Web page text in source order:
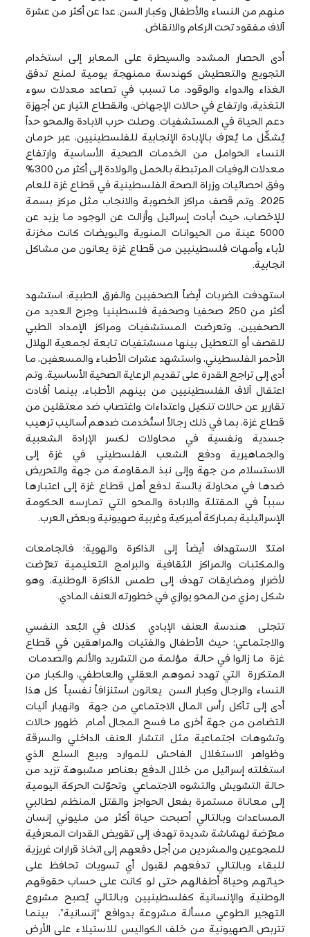
منهم من النساء والأطفال وكبار السن. عدا عن أكثر من عشرة
آلاف مفقود تحت الركام والانقاض.
أدى الحصار المشدد والسيطرة على المعابر إلى استخدام
التجويع والتعطيش كهندسة ممنهجة يومية لمنع تدفق
الغذاء والدواء والوقود، ما تسبب في تصاعد معدلات سوء
التغذية، وارتفاع في حالات الإجهاض، وانقطاع التيار عن أجهزة
دعم الحياة في المستشفيات. وصلت حرب الابادة والمحو حداً
يُشكِّل ما يُعرَف بالإبادة الإنجابية للفلسطينيين، عبر حرمان
النساء الحوامل من الخدمات الصحية الأساسية وارتفاع
معدلات الوفيات المرتبطة بالحمل والولادة إلى أكثر من 300%
وفق احصائيات وزراة الصحة الفلسطينية في قطاع غزة للعام
2025. وتم قصف مراكز الخصوبة والانجاب مثل مركز بسمة
للإخصاب، حيث أبادت إسرائيل وأزالت عن الوجود ما يزيد عن
5000 عينة من الحيوانات المنوية والبويضات كانت مخزنة
لأباء وأمهات فلسطينيين من قطاع غزة يعانون من مشاكل
انجابية.
استهدفت الضربات أيضاً الصحفيين والفرق الطبية: استشهد
أكثر من 250 صحفيا وصحفية فلسطينيا وجرح العديد من
الصحفيين، وتعرضت المستشفيات ومراكز الإمداد الطبي
للقصف أو التعطيل بينها مسشتفيات تابعة لجمعية الهلال
الأحمر الفلسطيني، واستشهد عشرات الأطباء والمسعفين، ما
أدى إلى تراجع القدرة على تقديم الرعاية الصحية الأساسية. وتم
اعتقال آلاف الفلسطينيين من بينهم الأطباء، بينما أفادت
تقارير عن حالات تنكيل واعتداءات واغتصاب ضد معتقلين من
قطاع غزة، بما في ذلك رجالاً استُخدمت ضدهم أساليب ترهيب
جسدية ونفسية في محاولات لكسر الإرادة الشعبية
والجماهيرية ودفع الشعب الفلسطيني في غزة إلى
الاستسلام من جهة وإلى نبذ المقاومة من جهة والتحريض
ضدها في محاولة يائسة لدفع أهل قطاع غزة إلى اعتبارها
سبباً في المقتلة والابادة والمحو التي تمارسه الحكومة
الإسرائيلية بمباركة أميركية وغربية صهيونية وبعض العرب.
امتدّ الاستهداف أيضاً إلى الذاكرة والهوية؛ فالجامعات
والمكتبات والمراكز الثقافية والبرامج التعليمية تعرّضت
لأضرار ومضايقات تهدف إلى طمس الذاكرة الوطنية، وهو
شكل رمزي من المحو يوازي في خطورته العنف المادي.
تتجلى هندسة العنف الإبادي كذلك في البُعد النفسي
والاجتماعي؛ حيث الأطفال والفتيات والمراهقين في قطاع
غزة ما زالوا في حالة مؤلمة من التشريد والألم والصدمات
المتكررة التي تهدد نموهم العقلي والعاطفي، والكبار من
النساء والرجال وكبار السن يعانون استنزافاً نفسياً كل هذا
أدى إلى تآكل رأس المال الاجتماعي من جهة وانهيار آليات
التضامن من جهة أخرى ما فسح المجال أمام ظهور حالات
وتشوهات اجتماعية مثل انتشار العنف الداخلي والسرقة
وظواهر الاستغلال الفاحش للموارد وبيع السلع الذي
استغلته إسرائيل من خلال الدفع بعناصر مشبوهة تزيد من
حالة التشويش والتشوه الاجتماعي وتحوّلت الحركة اليومية
إلى معاناة مستمرة بفعل الحواجز والقتل المنظم لطالبي
المساعدات وبالتالي أصبحت حياة أكثر من مليوني إنسان
معرّضة لهشاشة شديدة تهدف إلى تقويض القدرات المعرفية
للمجوعين والمشردين من أجل دفعهم إلى اتخاذ قرارات غريزية
للبقاء وبالتالي تدفعهم لقبول أي تسويات تحافظ على
حياتهم وحياة أطفالهم حتى لو كانت على حساب حقوقهم
الوطنية والإنسانية كفلسطينيين وبالتالي يُصبح مشروع
التهجير الطوعي مسألة مشروعة بدوافع “إنسانية”، بينما
تتربص الصهيونية من خلف الكواليس للاستيلاء على الأرض